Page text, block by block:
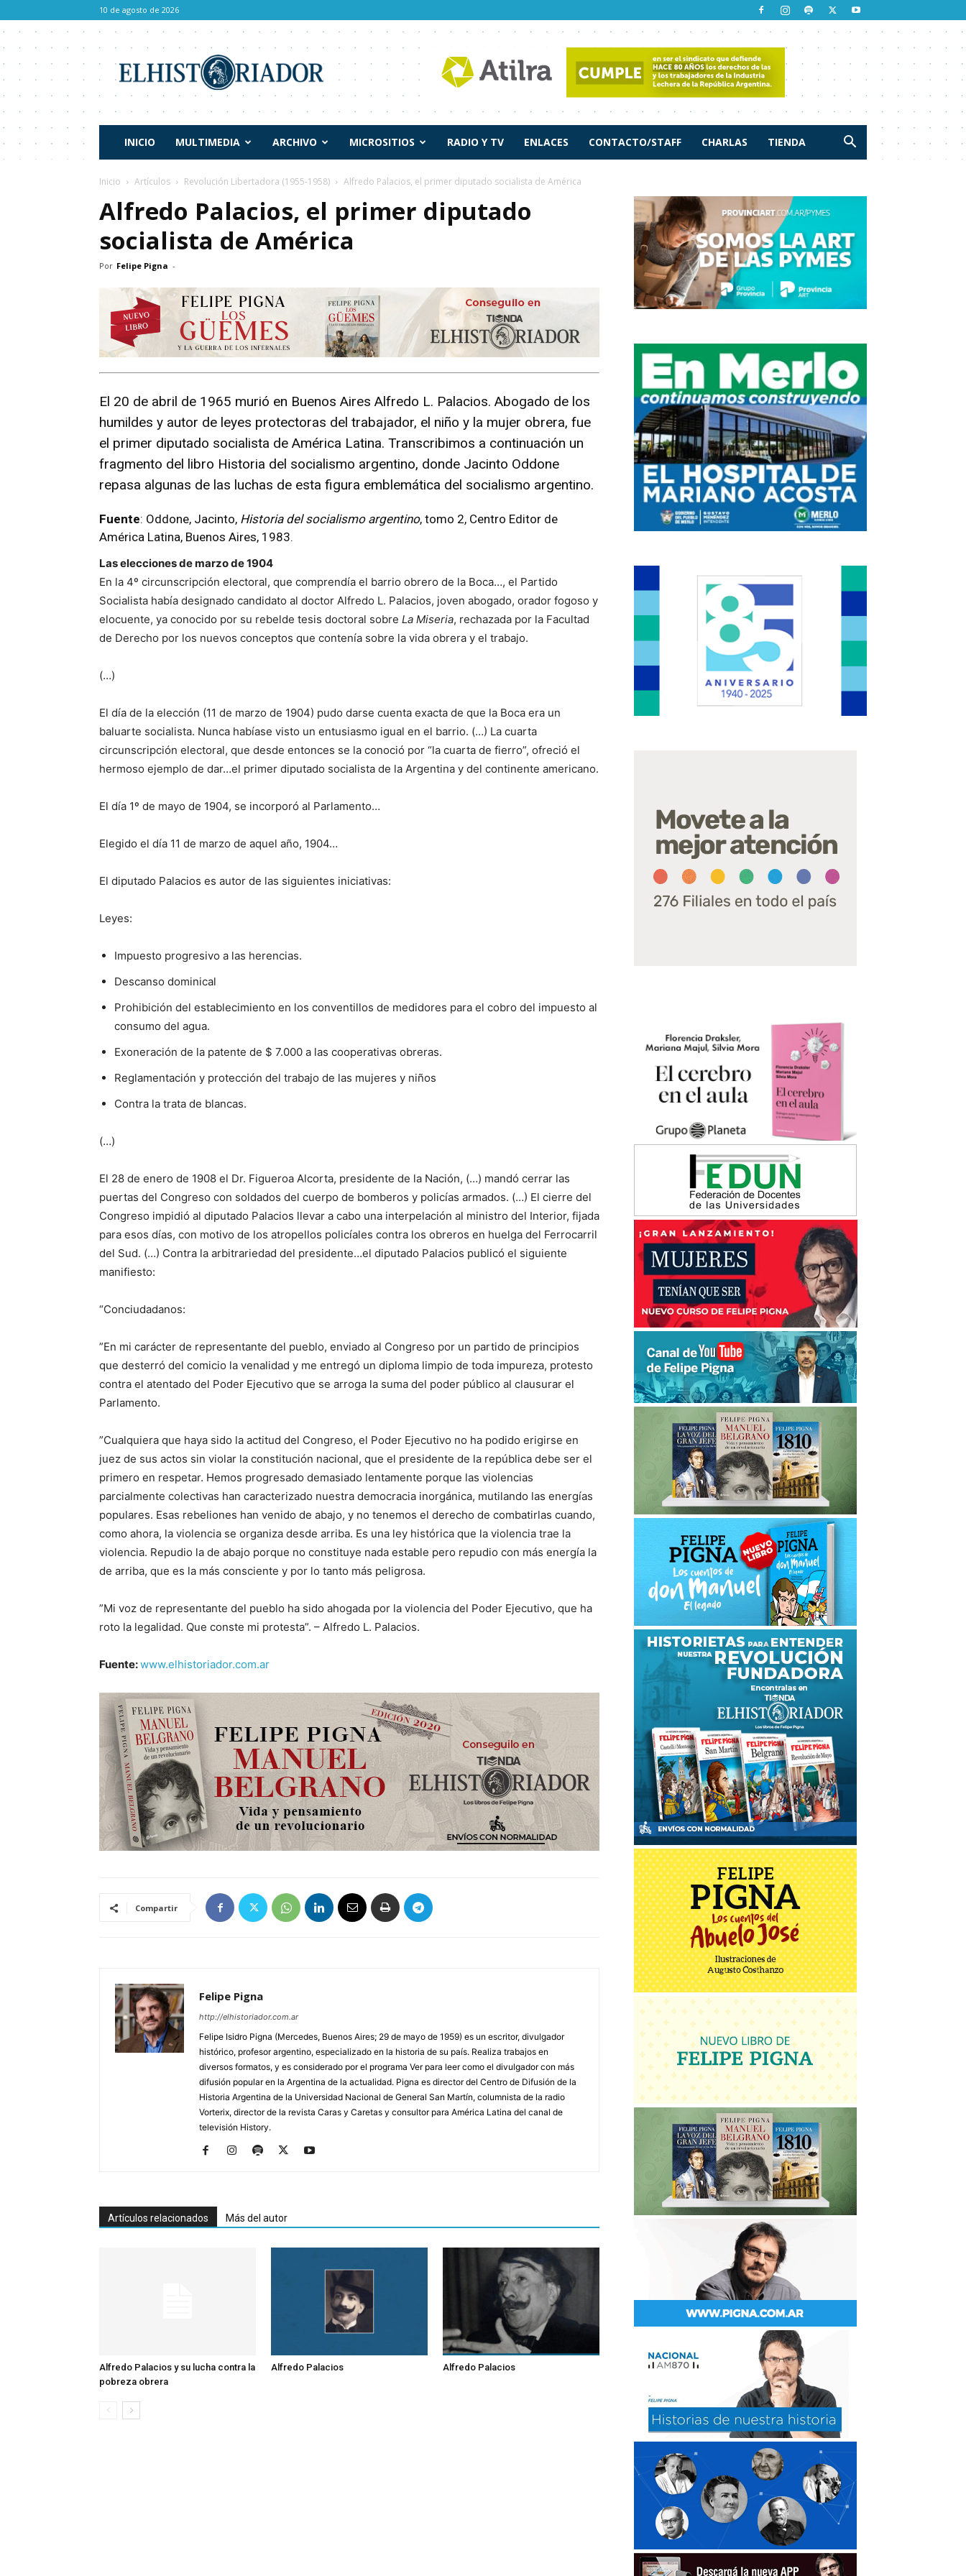
10 de agosto de 2026
Historiador
INICIO MULTIMEDIA ARCHIVO MICROSITIOS RADIO Y TV ENLACES CONTACTO/STAFF CHARLAS TIENDA
Inicio Artículos Revolución Libertadora (1955-1958) Alfredo Palacios, el primer diputado socialista de América
Alfredo Palacios, el primer diputado
socialista de América
Por Felipe Pigna -
El 20 de abril de 1965 murió en Buenos Aires Alfredo L. Palacios. Abogado de los
humildes y autor de leyes protectoras del trabajador, el niño y la mujer obrera, fue
el primer diputado socialista de América Latina. Transcribimos a continuación un
fragmento del libro Historia del socialismo argentino, donde Jacinto Oddone
repasa algunas de las luchas de esta figura emblemática del socialismo argentino.
Fuente: Oddone, Jacinto, Historia del socialismo argentino, tomo 2, Centro Editor de
América Latina, Buenos Aires, 1983.
Las elecciones de marzo de 1904
En la 4º circunscripción electoral, que comprendía el barrio obrero de la Boca…, el Partido
Socialista había designado candidato al doctor Alfredo L. Palacios, joven abogado, orador fogoso y
elocuente, ya conocido por su rebelde tesis doctoral sobre La Miseria, rechazada por la Facultad
de Derecho por los nuevos conceptos que contenía sobre la vida obrera y el trabajo.
(…)
El día de la elección (11 de marzo de 1904) pudo darse cuenta exacta de que la Boca era un
baluarte socialista. Nunca habíase visto un entusiasmo igual en el barrio. (…) La cuarta
circunscripción electoral, que desde entonces se la conoció por “la cuarta de fierro”, ofreció el
hermoso ejemplo de dar…el primer diputado socialista de la Argentina y del continente americano.
El día 1º de mayo de 1904, se incorporó al Parlamento…
Elegido el día 11 de marzo de aquel año, 1904…
El diputado Palacios es autor de las siguientes iniciativas:
Leyes:
Impuesto progresivo a las herencias.
Descanso dominical
Prohibición del establecimiento en los conventillos de medidores para el cobro del impuesto al
consumo del agua.
Exoneración de la patente de $ 7.000 a las cooperativas obreras.
Reglamentación y protección del trabajo de las mujeres y niños
Contra la trata de blancas.
(…)
El 28 de enero de 1908 el Dr. Figueroa Alcorta, presidente de la Nación, (…) mandó cerrar las
puertas del Congreso con soldados del cuerpo de bomberos y policías armados. (…) El cierre del
Congreso impidió al diputado Palacios llevar a cabo una interpelación al ministro del Interior, fijada
para esos días, con motivo de los atropellos policíales contra los obreros en huelga del Ferrocarril
del Sud. (…) Contra la arbitrariedad del presidente…el diputado Palacios publicó el siguiente
manifiesto:
“Conciudadanos:
”En mi carácter de representante del pueblo, enviado al Congreso por un partido de principios
que desterró del comicio la venalidad y me entregó un diploma limpio de toda impureza, protesto
contra el atentado del Poder Ejecutivo que se arroga la suma del poder público al clausurar el
Parlamento.
”Cualquiera que haya sido la actitud del Congreso, el Poder Ejecutivo no ha podido erigirse en
juez de sus actos sin violar la constitución nacional, que el presidente de la república debe ser el
primero en respetar. Hemos progresado demasiado lentamente porque las violencias
parcialmente colectivas han caracterizado nuestra democracia inorgánica, mutilando las energías
populares. Esas rebeliones han venido de abajo, y no tenemos el derecho de combatirlas cuando,
como ahora, la violencia se organiza desde arriba. Es una ley histórica que la violencia trae la
violencia. Repudio la de abajo porque no constituye nada estable pero repudio con más energía la
de arriba, que es la más consciente y por lo tanto más peligrosa.
”Mi voz de representante del pueblo ha sido ahogada por la violencia del Poder Ejecutivo, que ha
roto la legalidad. Que conste mi protesta”. – Alfredo L. Palacios.
Fuente:www.elhistoriador.com.ar
Compartir
Felipe Pigna
http://elhistoriador.com.ar
Felipe Isidro Pigna (Mercedes, Buenos Aires; 29 de mayo de 1959) es un escritor, divulgador
histórico, profesor argentino, especializado en la historia de su país. Realiza trabajos en
diversos formatos, y es considerado por el programa Ver para leer como el divulgador con más
difusión popular en la Argentina de la actualidad. Pigna es director del Centro de Difusión de la
Historia Argentina de la Universidad Nacional de General San Martín, columnista de la radio
Vorterix, director de la revista Caras y Caretas y consultor para América Latina del canal de
televisión History.
Artículos relacionados Más del autor
Alfredo Palacios y su lucha contra la
pobreza obrera
Alfredo Palacios Alfredo Palacios